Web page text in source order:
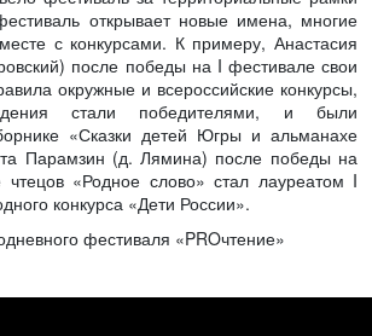
открывает новые имена, многие
с конкурсами. К примеру, Анастасия
после победы на I фестивале свои
окружные и всероссийские конкурсы,
стали победителями, и были
«Сказки детей Югры и альманахе
Парамзин (д. Лямина) после победы на
чтецов «Родное слово» стал лауреатом I
конкурса «Дети России».
фестиваля «PROчтение»